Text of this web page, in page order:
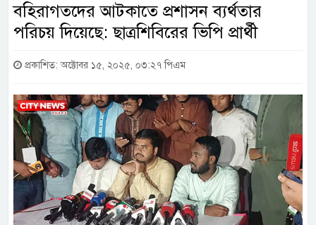
বহিরাগতদের আটকাতে প্রশাসন ব্যর্থতার
পরিচয় দিয়েছে: ছাত্রশিবিরের ভিপি প্রার্থী
প্রকাশিত: অক্টোবর ১৫, ২০২৫, ০৩:২৭ পিএম